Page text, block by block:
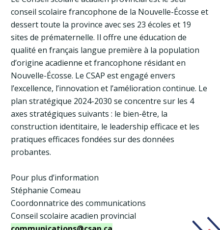
conseil scolaire francophone de la Nouvelle-Écosse et
dessert toute la province avec ses 23 écoles et 19
sites de prématernelle. Il offre une éducation de
qualité en français langue première à la population
d’origine acadienne et francophone résidant en
Nouvelle-Écosse. Le CSAP est engagé envers
l’excellence, l’innovation et l’amélioration continue. Le
plan stratégique 2024-2030 se concentre sur les 4
axes stratégiques suivants : le bien-être, la
construction identitaire, le leadership efficace et les
pratiques efficaces fondées sur des données
probantes.
Pour plus d’information
Stéphanie Comeau
Coordonnatrice des communications
Conseil scolaire acadien provincial